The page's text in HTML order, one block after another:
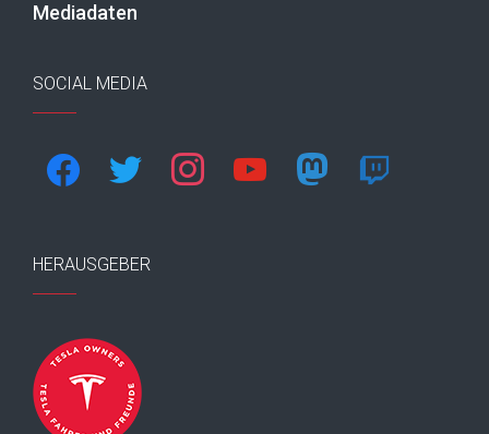
Mediadaten
SOCIAL MEDIA
facebook twitter instagram youtube mastodon twitch
HERAUSGEBER